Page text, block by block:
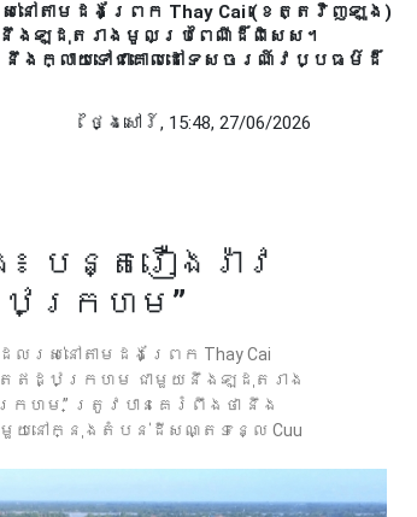
នៅតាមដងព្រែក Thay Cai (ខេត្តវិញឡុង)
ឡដុតរាងមូលប្រពៃណីដ៏ពិសេស។
ងក្លាយទៅជាគោលដៅទេសចរណ៍វប្បធម៌ដ៏
ថ្ងៃសៅរ៍, 15:48, 27/06/2026
បន្តរឿងរ៉ាវ
ឋក្រហម”
ែលរស់នៅតាមដងព្រែក Thay Cai
ឥដ្ឋក្រហម ជាមួយនឹងឡដុតរាង
រហម” ត្រូវបានគេរំពឹងថា នឹង
មួយនៅក្នុងតំបន់ដីសណ្តទន្លេ Cuu